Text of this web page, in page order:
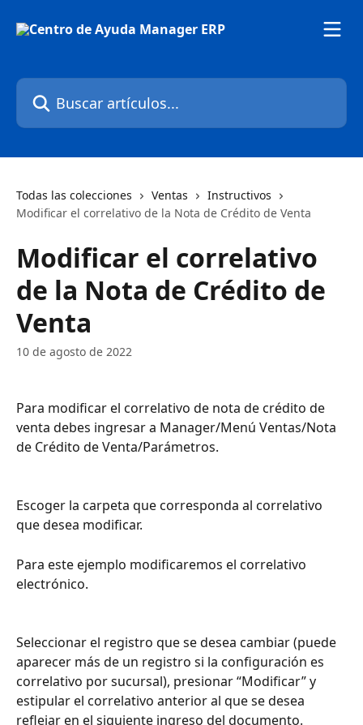
Buscar artículos...
Todas las colecciones Ventas
Instructivos
Modificar el correlativo de la Nota de Crédito de Venta
Modificar el correlativo
de la Nota de Crédito de
Venta
10 de agosto de 2022
Para modificar el correlativo de nota de crédito de
venta debes ingresar a Manager/Menú Ventas/Nota
de Crédito de Venta/Parámetros.
Escoger la carpeta que corresponda al correlativo
que desea modificar.
Para este ejemplo modificaremos el correlativo
electrónico.
Seleccionar el registro que se desea cambiar (puede
aparecer más de un registro si la configuración es
correlativo por sucursal), presionar “Modificar” y
estipular el correlativo anterior al que se desea
reflejar en el siguiente ingreso del documento.